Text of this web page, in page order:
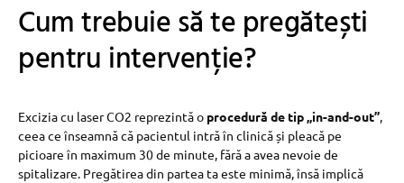
Cum trebuie să te pregătești
pentru intervenție?
Excizia cu laser CO2 reprezintă o procedură de tip „in-and-out”,
ceea ce înseamnă că pacientul intră în clinică și pleacă pe
picioare în maximum 30 de minute, fără a avea nevoie de
spitalizare. Pregătirea din partea ta este minimă, însă implică